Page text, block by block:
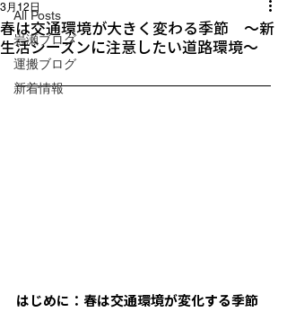
All Posts
岩瀬ブログ
運搬ブログ
新着情報
春は交通環境が大きく変わる季節 〜新
生活シーズンに注意したい道路環境〜
3月12日
はじめに：春は交通環境が変化する季節